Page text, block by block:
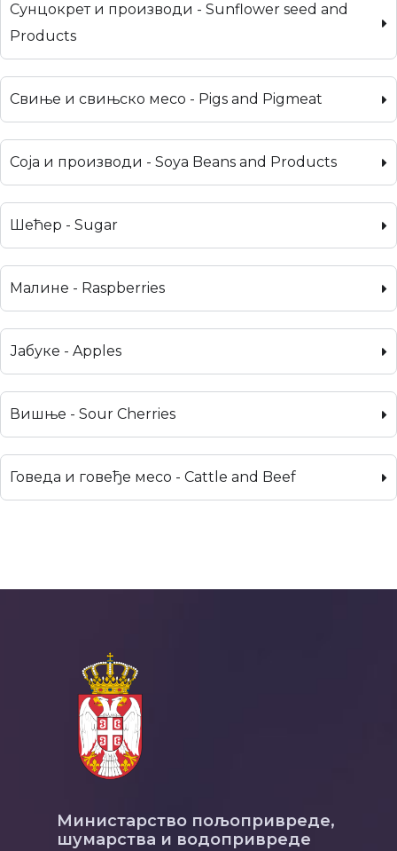
Сунцокрет и производи - Sunflower seed and
Products
Свиње и свињско месо - Pigs and Pigmeat
Соја и производи - Soya Beans and Products
Шећер - Sugar
Малине - Raspberries
Јабуке - Apples
Вишње - Sour Cherries
Говеда и говеђе месо - Cattle and Beef
Министарство пољопривреде,
шумарства и водопривреде